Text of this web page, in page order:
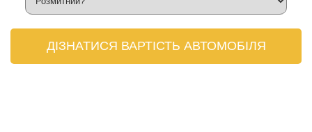
ДІЗНАТИСЯ ВАРТІСТЬ АВТОМОБІЛЯ